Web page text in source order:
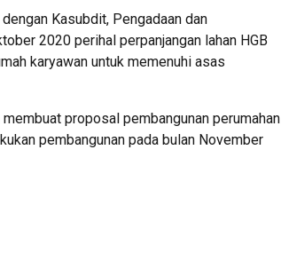
Kasubdit, Pengadaan dan
2020 perihal perpanjangan lahan HGB
karyawan untuk memenuhi asas
proposal pembangunan perumahan
pembangunan pada bulan November